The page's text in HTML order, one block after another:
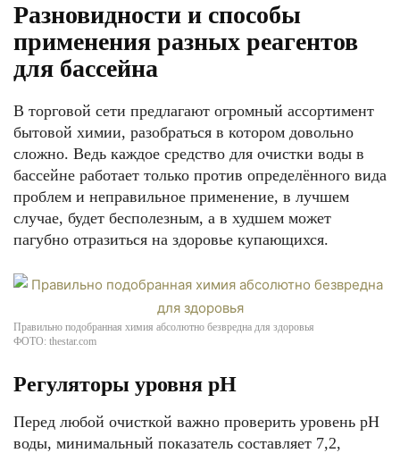
Разновидности и способы
применения разных реагентов
для бассейна
В торговой сети предлагают огромный ассортимент
бытовой химии, разобраться в котором довольно
сложно. Ведь каждое средство для очистки воды в
бассейне работает только против определённого вида
проблем и неправильное применение, в лучшем
случае, будет бесполезным, а в худшем может
пагубно отразиться на здоровье купающихся.
Правильно подобранная химия абсолютно безвредна для здоровья
ФОТО: thestar.com
Регуляторы уровня рН
Перед любой очисткой важно проверить уровень pH
воды, минимальный показатель составляет 7,2,